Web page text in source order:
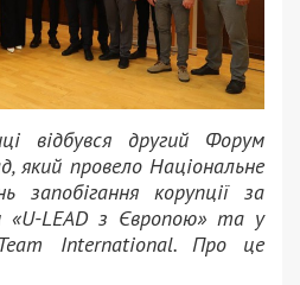
відбувся другий Форум
який провело Національне
корупції за
«U-LEAD з Європою» та у
International. Про це